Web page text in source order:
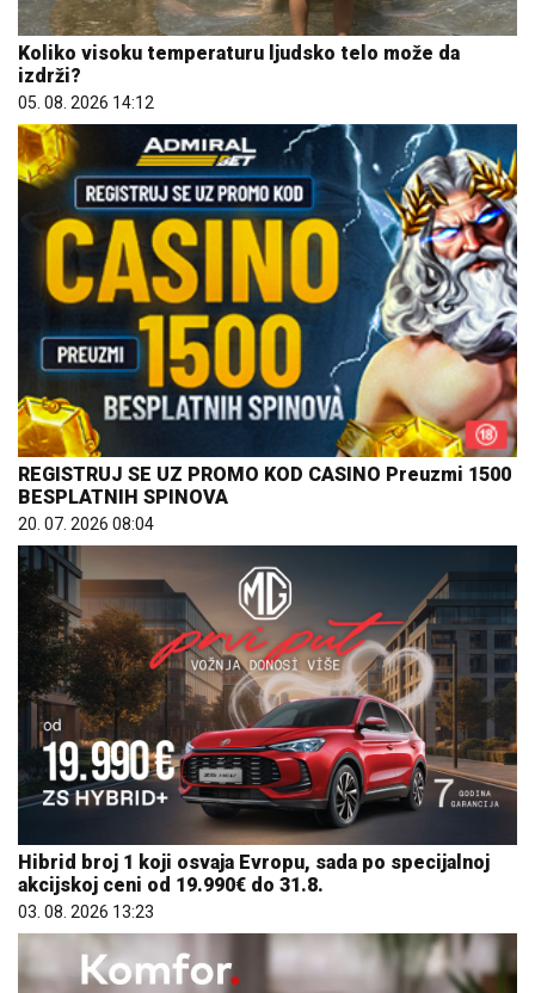
Koliko visoku temperaturu ljudsko telo može da
izdrži?
05. 08. 2026 14:12
REGISTRUJ SE UZ PROMO KOD CASINO Preuzmi 1500
BESPLATNIH SPINOVA
20. 07. 2026 08:04
Hibrid broj 1 koji osvaja Evropu, sada po specijalnoj
akcijskoj ceni od 19.990€ do 31.8.
03. 08. 2026 13:23